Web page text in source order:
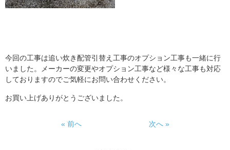
今回の工事は追い炊き配管引替え工事のオプション工事も一緒に行
いました。メーカーの変更やオプション工事など様々な工事も対応
しておりますのでご気軽にお問い合わせください。
お買い上げありがとうございました。
« 前へ 次へ »